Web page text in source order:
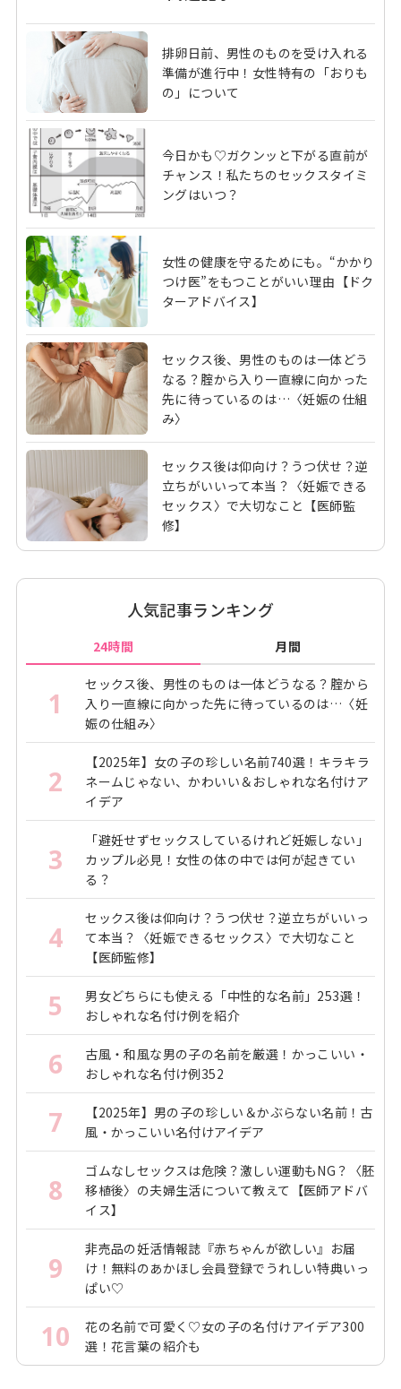
排卵日前、男性のものを受け入れる
準備が進行中！女性特有の「おりも
の」について
今日かも♡ガクンッと下がる直前が
チャンス！私たちのセックスタイミ
ングはいつ？
女性の健康を守るためにも。“かかり
つけ医”をもつことがいい理由【ドク
ターアドバイス】
セックス後、男性のものは一体どう
なる？腟から入り一直線に向かった
先に待っているのは…〈妊娠の仕組
み〉
セックス後は仰向け？うつ伏せ？逆
立ちがいいって本当？〈妊娠できる
セックス〉で大切なこと【医師監
修】
人気記事ランキング
24時間 月間
1
セックス後、男性のものは一体どうなる？腟から
入り一直線に向かった先に待っているのは…〈妊
娠の仕組み〉
2
【2025年】女の子の珍しい名前740選！キラキラ
ネームじゃない、かわいい＆おしゃれな名付けア
イデア
3
「避妊せずセックスしているけれど妊娠しない」
カップル必見！女性の体の中では何が起きてい
る？
4
セックス後は仰向け？うつ伏せ？逆立ちがいいっ
て本当？〈妊娠できるセックス〉で大切なこと
【医師監修】
5
男女どちらにも使える「中性的な名前」253選！
おしゃれな名付け例を紹介
6
古風・和風な男の子の名前を厳選！かっこいい・
おしゃれな名付け例352
7
【2025年】男の子の珍しい＆かぶらない名前！古
風・かっこいい名付けアイデア
8
ゴムなしセックスは危険？激しい運動もNG？〈胚
移植後〉の夫婦生活について教えて【医師アドバ
イス】
9
非売品の妊活情報誌『赤ちゃんが欲しい』お届
け！無料のあかほし会員登録でうれしい特典いっ
ぱい♡
10
花の名前で可愛く♡女の子の名付けアイデア300
選！花言葉の紹介も